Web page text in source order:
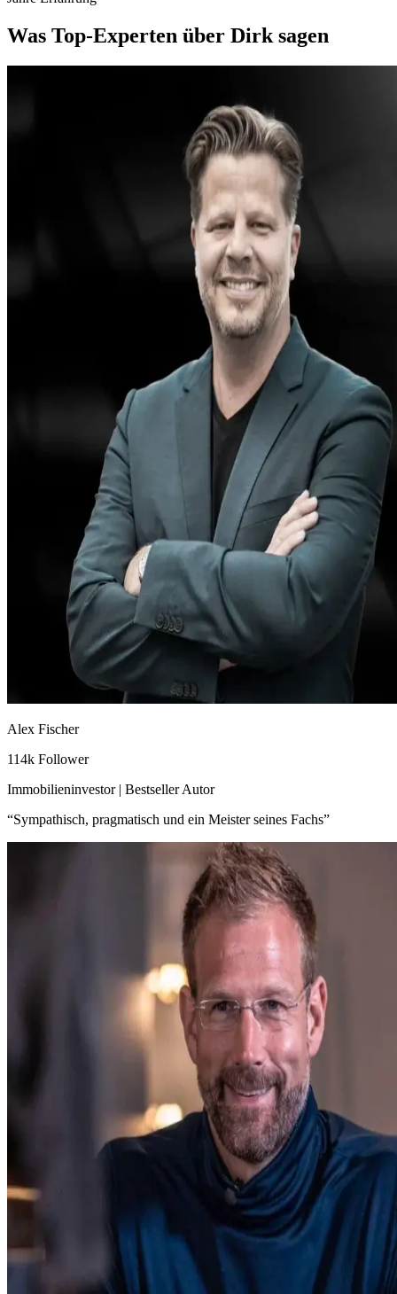
Was Top-Experten über Dirk sagen
Alex Fischer
114k Follower
Immobilieninvestor | Bestseller Autor
“Sympathisch, pragmatisch und ein Meister seines Fachs”